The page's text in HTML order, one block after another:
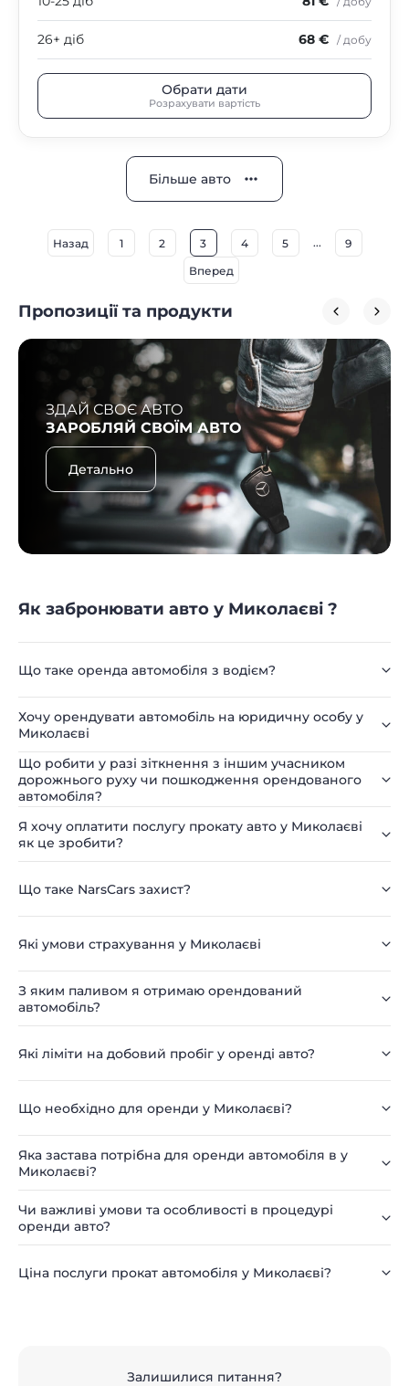
26+ діб 68 € / добу
Обрати дати
Розрахувати вартість
Більше авто
Назад 1 2 3 4 5 ...
9
Вперед
Пропозиції та продукти
ЗДАЙ СВОЄ АВТО
ЗАРОБЛЯЙ СВОЇМ АВТО
Детально
Як забронювати авто у Миколаєві ?
Що таке оренда автомобіля з водієм?
Хочу орендувати автомобіль на юридичну особу у
Миколаєві
Що робити у разі зіткнення з іншим учасником
дорожнього руху чи пошкодження орендованого
автомобіля?
Я хочу оплатити послугу прокату авто у Миколаєві
як це зробити?
Що таке NarsCars захист?
Які умови страхування у Миколаєві
З яким паливом я отримаю орендований
автомобіль?
Які ліміти на добовий пробіг у оренді авто?
Що необхідно для оренди у Миколаєві?
Яка застава потрібна для оренди автомобіля в у
Миколаєві?
Чи важливі умови та особливості в процедурі
оренди авто?
Ціна послуги прокат автомобіля у Миколаєві?
Залишилися питання?